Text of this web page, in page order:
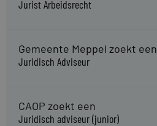
Jurist Arbeidsrecht
Gemeente Meppel zoekt een
Juridisch Adviseur
CAOP zoekt een
Juridisch adviseur (junior)